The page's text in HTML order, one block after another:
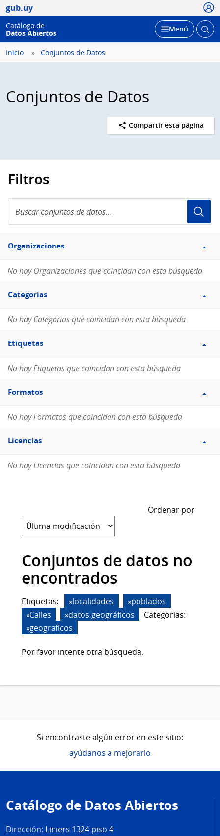
gub.uy
Catálogo de
Datos Abiertos
Desplegar
Menú Abrir
Inicio Conjuntos de Datos
Conjuntos de Datos
Compartir esta página
Filtros
conjuntos
de
Filtro
Organizaciones
Organizaciones
No hay Organizaciones que coincidan con esta búsqueda
Filtro
Categorias
Categorias
No hay Categorias que coincidan con esta búsqueda
Filtro
Etiquetas
Etiquetas
No hay Etiquetas que coincidan con esta búsqueda
Filtro
Formatos
Formatos
No hay Formatos que coincidan con esta búsqueda
Filtro
Licencias
Licencias
No hay Licencias que coincidan con esta búsqueda
Ordenar por
Conjuntos de datos no
encontrados
Etiquetas: localidades
poblados
Calles
datos geográficos
Categorias:
geograficos
Por favor intente otra búsqueda.
Si encontraste algún error en este sitio:
ayúdanos a mejorarlo
de
página
Catálogo de Datos Abiertos
Dirección: Liniers 1324 piso 4